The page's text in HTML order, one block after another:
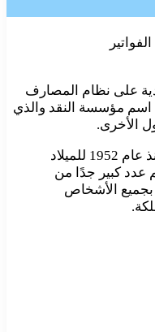
على نظام المصارف
اسم مؤسسة النقد والذي
الأخرى.
تشكلت مؤسسة النقد في المملكة منذ عام 1952 للميلاد
عدد كبير جدًا من
بجميع الأشخاص